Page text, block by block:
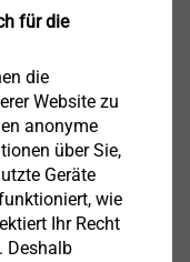
für die
die
Website zu
anonyme
über Sie,
Geräte
wie
Ihr Recht
Deshalb